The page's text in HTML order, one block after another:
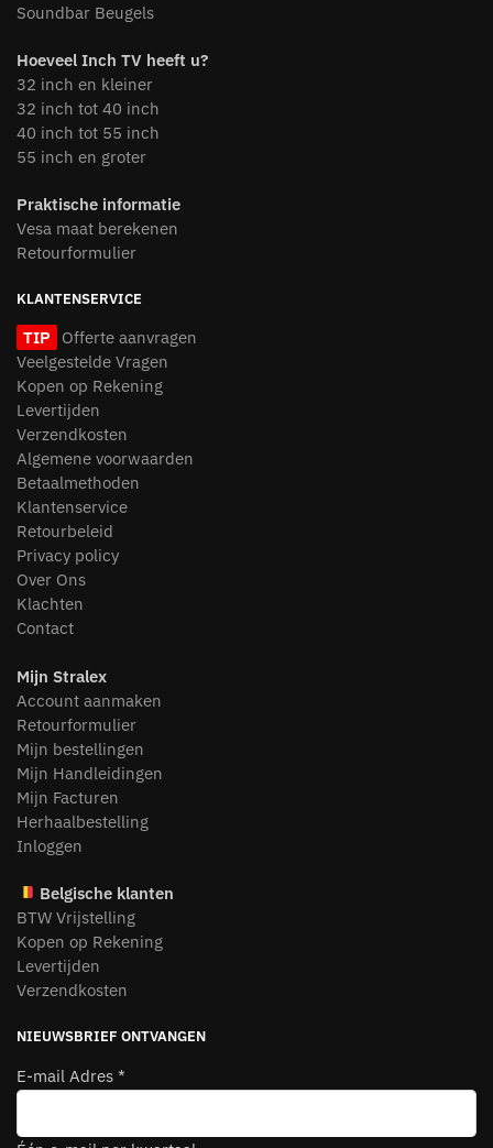
Soundbar Beugels
Hoeveel Inch TV heeft u?
32 inch en kleiner
32 inch tot 40 inch
40 inch tot 55 inch
55 inch en groter
Praktische informatie
Vesa maat berekenen
Retourformulier
KLANTENSERVICE
TIP
Offerte aanvragen
Veelgestelde Vragen
Kopen op Rekening
Levertijden
Verzendkosten
Algemene voorwaarden
Betaalmethoden
Klantenservice
Retourbeleid
Privacy policy
Over Ons
Klachten
Contact
Mijn Stralex
Account aanmaken
Retourformulier
Mijn bestellingen
Mijn Handleidingen
Mijn Facturen
Herhaalbestelling
Inloggen
Belgische klanten
BTW Vrijstelling
Kopen op Rekening
Levertijden
Verzendkosten
NIEUWSBRIEF ONTVANGEN
E-mail Adres *